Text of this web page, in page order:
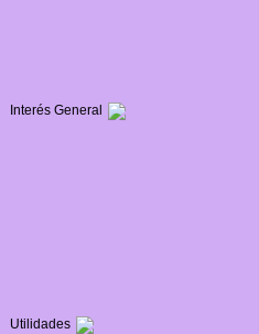
Interés General
Utilidades